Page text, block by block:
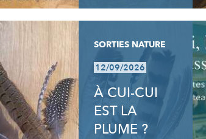
SORTIES NATURE
12/09/2026
À CUI-CUI
EST LA
PLUME ?